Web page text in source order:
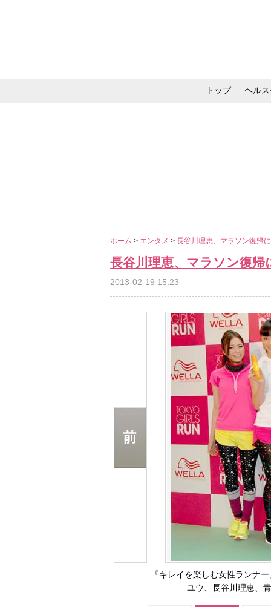
トップ ヘル
ホーム > エンタメ > 長谷川理恵、マラソン復帰
長谷川理恵、マラソン復
2013-02-19 15:23
『キレイを楽しむ女性ランナ
ユウ、長谷川理恵、